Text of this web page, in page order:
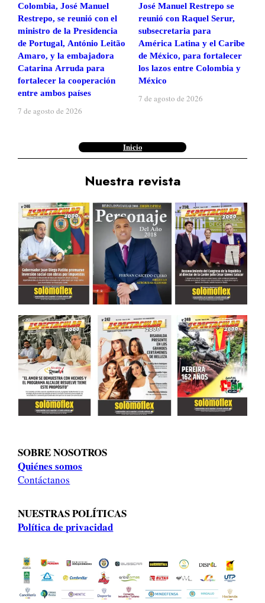
Colombia, José Manuel
Restrepo, se reunió con el
ministro de la Presidencia
de Portugal, António Leitão
Amaro, y la embajadora
Catarina Arruda para
fortalecer la cooperación
entre ambos países
7 de agosto de 2026
José Manuel Restrepo se
reunió con Raquel Serur,
subsecretaria para
América Latina y el Caribe
de México, para fortalecer
los lazos entre Colombia y
México
7 de agosto de 2026
Inicio
Nuestra revista
SOBRE NOSOTROS
Quiénes somos
Contáctanos
NUESTRAS POLÍTICAS
Política de privacidad